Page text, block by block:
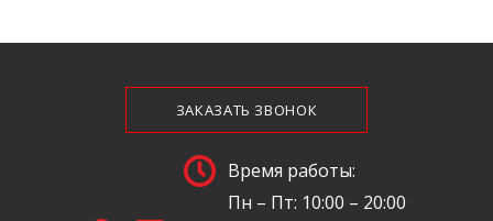
ЗАКАЗАТЬ ЗВОНОК
Время работы:
Пн – Пт: 10:00 – 20:00